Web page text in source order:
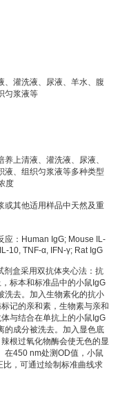
分析
、灌洗液、尿液、羊水、腹
匀浆液等
上清液、灌洗液、尿液、
液、组织匀浆液等多种类型
度
或其他适用样品中天然及重
应：Human IgG; Mouse IL-
10, TNF-α, IFN-γ; Rat IgG
盒采用双抗体夹心法：抗
标本和标准品中的小鼠IgG
洗去。加入生物素化的抗小
记的亲和素，生物素与亲和
与结合在单抗上的小鼠IgG
的成分被洗去。加入显色底
根过氧化物酶会使无色的显
在450 nm处测OD值，小鼠
比，可通过绘制标准曲线求